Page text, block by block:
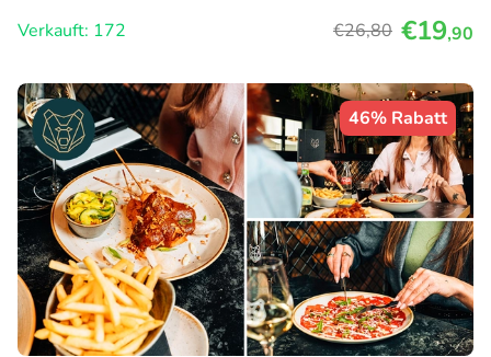
Verkauft: 172
€26,80 €19,90
46% Rabatt